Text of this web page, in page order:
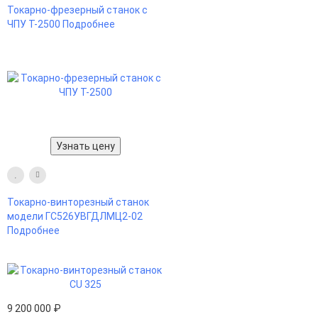
Токарно-фрезерный станок с
ЧПУ Т-2500 Подробнее
Узнать цену
Токарно-винторезный станок
модели ГС526УВГДЛМЦ2-02
Подробнее
9 200 000 ₽